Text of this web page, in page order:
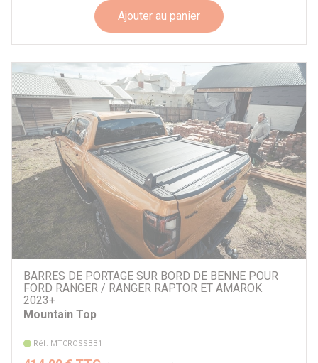
Ajouter au panier
BARRES DE PORTAGE SUR BORD DE BENNE POUR
FORD RANGER / RANGER RAPTOR ET AMAROK
2023+
Mountain Top
Réf. MTCROSSBB1